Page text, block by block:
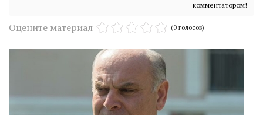
комментатором!
Оцените материал (0 голосов)